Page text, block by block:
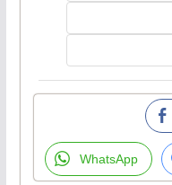
WhatsApp